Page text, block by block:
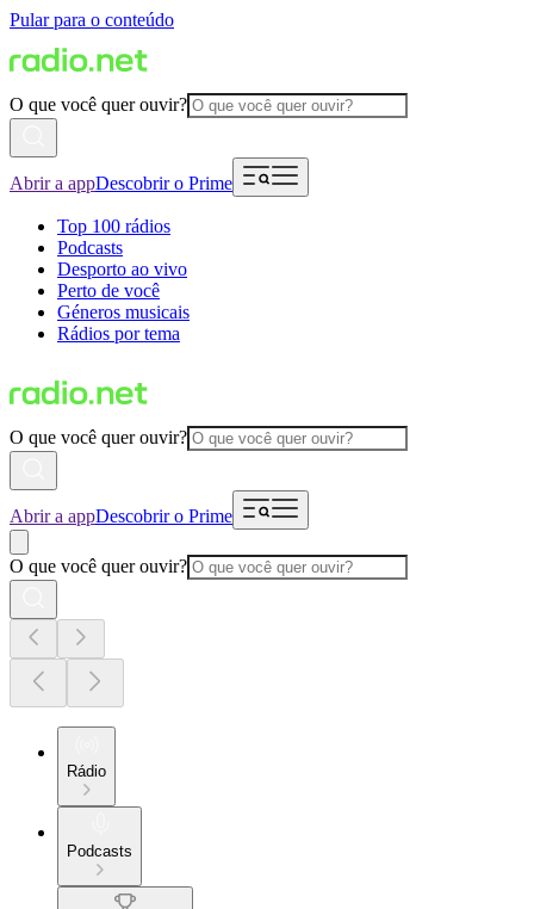
Pular para o conteúdo
O que você quer ouvir?
Abrir a appDescobrir o Prime
Top 100 rádios
Podcasts
Desporto ao vivo
Perto de você
Géneros musicais
Rádios por tema
O que você quer ouvir?
Abrir a appDescobrir o Prime
O que você quer ouvir?
Rádio
Podcasts